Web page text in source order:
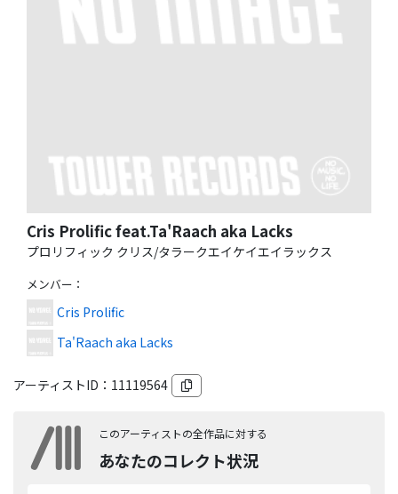
Cris Prolific feat.Ta'Raach aka Lacks
プロリフィック クリス/タラークエイケイエイラックス
メンバー ：
Cris Prolific
Ta'Raach aka Lacks
アーティストID： 11119564
このアーティストの全作品に対する
あなたのコレクト状況